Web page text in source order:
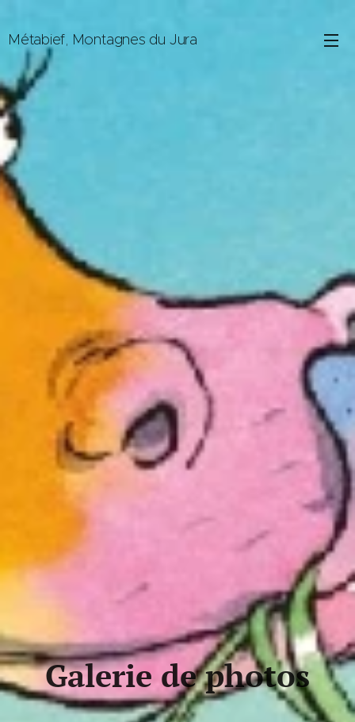
Métabief, Montagnes du Jura
Galerie de photos